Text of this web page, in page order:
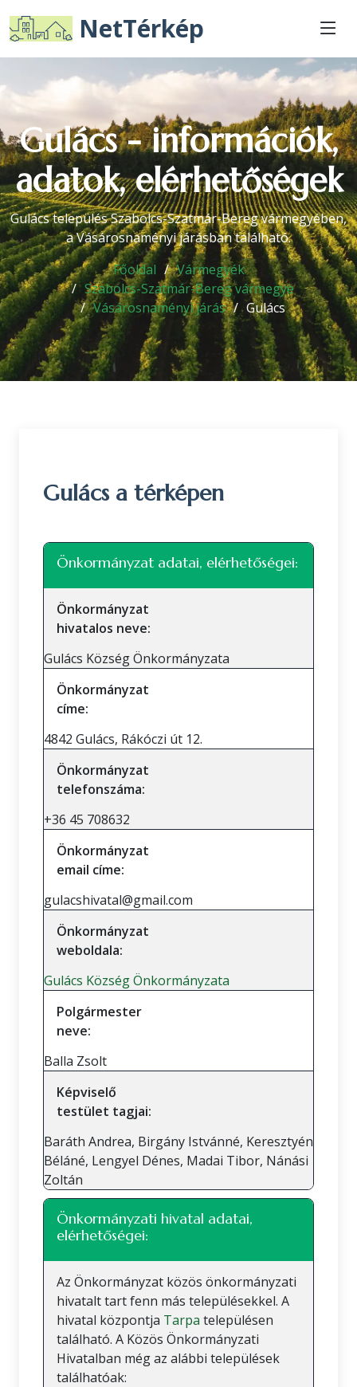
NetTérkép
Gulács - információk,
adatok, elérhetőségek
Gulács település Szabolcs-Szatmár-Bereg vármegyében,
a Vásárosnaményi járásban található.
Főoldal
Vármegyék
Szabolcs-Szatmár-Bereg vármegye
Vásárosnaményi járás
Gulács
Gulács a térképen
+
Önkormányzat adatai, elérhetőségei:
Önkormányzat
hivatalos neve:
Gulács Község Önkormányzata
Önkormányzat
címe:
4842 Gulács, Rákóczi út 12.
Önkormányzat
telefonszáma:
+36 45 708632
Önkormányzat
email címe:
gulacshivatal@gmail.com
Önkormányzat
weboldala:
Gulács Község Önkormányzata
Polgármester
neve:
Balla Zsolt
Képviselő
testület tagjai:
Baráth Andrea, Birgány Istvánné, Keresztyén
Béláné, Lengyel Dénes, Madai Tibor, Nánási
Zoltán
Önkormányzati hivatal adatai,
elérhetőségei:
Az Önkormányzat közös önkormányzati
hivatalt tart fenn más településekkel. A
hivatal központja Tarpa településen
található. A Közös Önkormányzati
Hivatalban még az alábbi települések
találhatóak: